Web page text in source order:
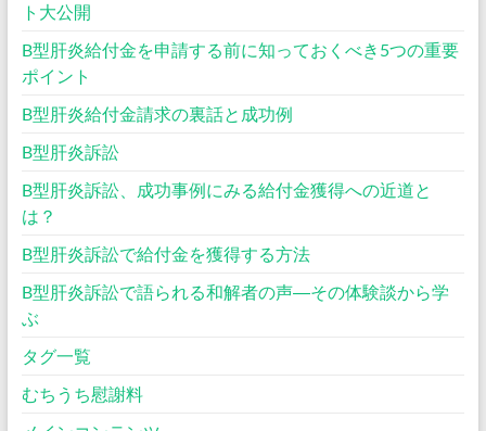
ト大公開
B型肝炎給付金を申請する前に知っておくべき5つの重要
ポイント
B型肝炎給付金請求の裏話と成功例
B型肝炎訴訟
B型肝炎訴訟、成功事例にみる給付金獲得への近道と
は？
B型肝炎訴訟で給付金を獲得する方法
B型肝炎訴訟で語られる和解者の声―その体験談から学
ぶ
タグ一覧
むちうち慰謝料